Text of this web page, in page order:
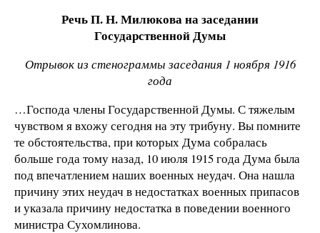
Речь П. Н. Милюкова на заседании
Государственной Думы
Отрывок из стенограммы заседания 1 ноября 1916
года
…Господа члены Государственной Думы. С тяжелым
чувством я вхожу сегодня на эту трибуну. Вы помните
те обстоятельства, при которых Дума собралась
больше года тому назад, 10 июля 1915 года Дума была
под впечатлением наших военных неудач. Она нашла
причину этих неудач в недостатках военных припасов
и указала причину недостатка в поведении военного
министра Сухомлинова.